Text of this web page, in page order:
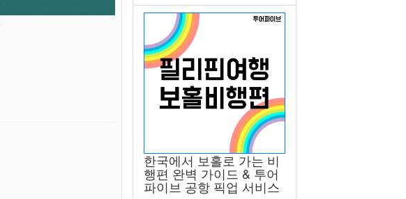
한국에서 보홀로 가는 비
행편 완벽 가이드 & 투어
파이브 공항 픽업 서비스